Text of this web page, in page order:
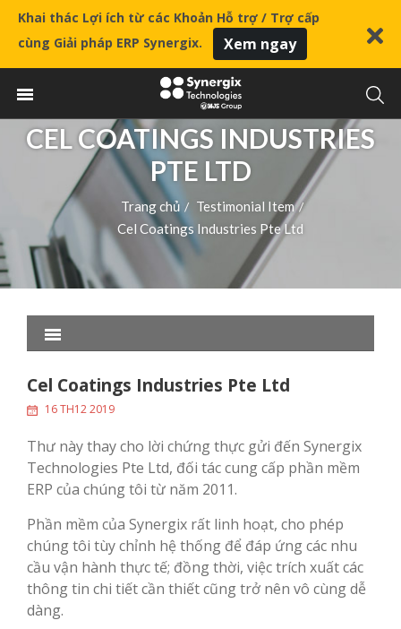
Khai thác Lợi ích từ các Khoản Hỗ trợ / Trợ cấp
cùng Giải pháp ERP Synergix.
Xem ngay
CEL COATINGS INDUSTRIES
PTE LTD
Trang chủ / Testimonial Item /
Cel Coatings Industries Pte Ltd
Cel Coatings Industries Pte Ltd
16 TH12 2019
Thư này thay cho lời chứng thực gửi đến Synergix
Technologies Pte Ltd, đối tác cung cấp phần mềm
ERP của chúng tôi từ năm 2011.
Phần mềm của Synergix rất linh hoạt, cho phép
chúng tôi tùy chỉnh hệ thống để đáp ứng các nhu
cầu vận hành thực tế; đồng thời, việc trích xuất các
thông tin chi tiết cần thiết cũng trở nên vô cùng dễ
dàng.